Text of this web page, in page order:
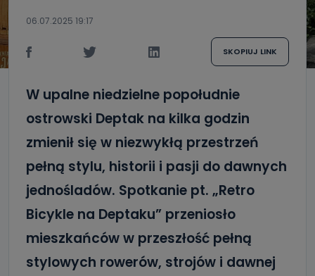
06.07.2025 19:17
SKOPIUJ LINK
W upalne niedzielne popołudnie
ostrowski Deptak na kilka godzin
zmienił się w niezwykłą przestrzeń
pełną stylu, historii i pasji do dawnych
jednośladów. Spotkanie pt. „Retro
Bicykle na Deptaku” przeniosło
mieszkańców w przeszłość pełną
stylowych rowerów, strojów i dawnej